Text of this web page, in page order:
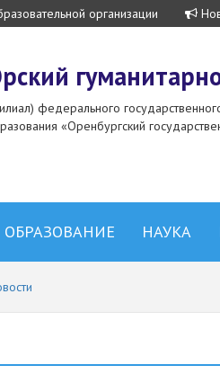
организации
федерального
«Оренбургский
ОБРАЗОВАНИЕ НАУКА